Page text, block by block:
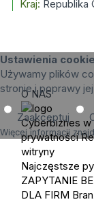
Kraj: Republika
Ustawienia
Używamy plików
stronie i poprawy jej
Zaakceptuj
Więcej informacji
O NAS
Cyberbiznes w
prywatności
witryny
Najczęstsze
ZAPYTANIE
DLA FIRM